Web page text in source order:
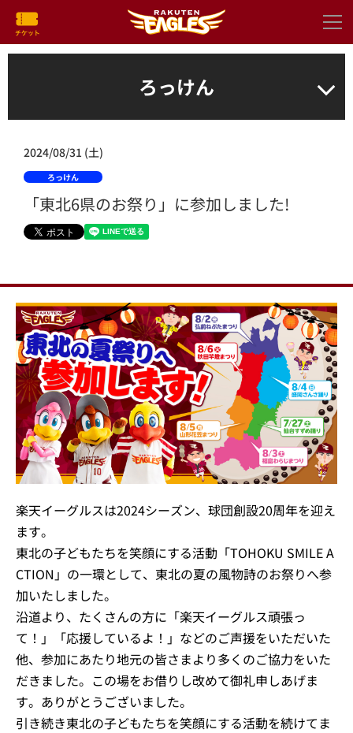
ろっけん
2024/08/31 (土)
ろっけん
「東北6県のお祭り」に参加しました!
楽天イーグルスは2024シーズン、球団創設20周年を迎え
ます。
東北の子どもたちを笑顔にする活動「TOHOKU SMILE A
CTION」の一環として、東北の夏の風物詩のお祭りへ参
加いたしました。
沿道より、たくさんの方に「楽天イーグルス頑張っ
て！」「応援しているよ！」などのご声援をいただいた
他、参加にあたり地元の皆さまより多くのご協力をいた
だきました。この場をお借りし改めて御礼申しあげま
す。ありがとうございました。
引き続き東北の子どもたちを笑顔にする活動を続けてま